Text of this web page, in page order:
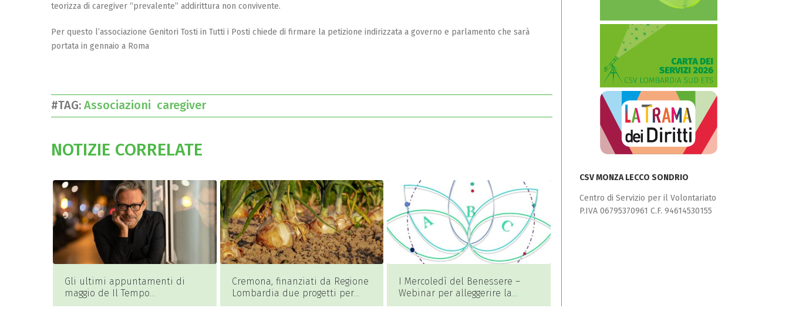
teorizza di caregiver “prevalente” addirittura non convivente.
Per questo l’associazione Genitori Tosti in Tutti i Posti chiede di firmare la petizione indirizzata a governo e parlamento che sarà
portata in gennaio a Roma
#TAG: Associazioni caregiver
NOTIZIE CORRELATE
Gli ultimi appuntamenti di
maggio de Il Tempo
dell’Infanzia…e oltre!
Cremona, finanziati da Regione
Lombardia due progetti per
orti collettivi e dedicati
I Mercoledì del Benessere –
Webinar per alleggerire la
mente, migliorare le relazioni e
CSV MONZA LECCO SONDRIO
Centro di Servizio per il Volontariato
P.IVA 06795370961 C.F. 94614530155